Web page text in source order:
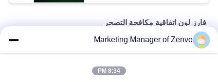
فارز لون اتفاقية مكافحة التصحر
دقة عالية 64 قناة الأرز، آلة فرز بصرية، دقة 99.9٪.Marketing Manager of Zenvo
8:34 PM